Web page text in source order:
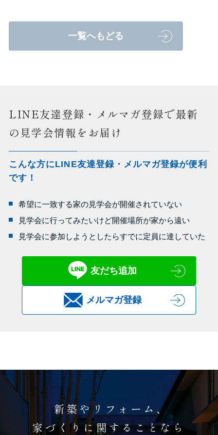
一覧へもどる
LINE友達登録・メルマガ登録で最新
の見学会情報をお届け
こんな方にLINE友達登録・メルマガ登録が便利
です！
希望に一致する家の見学会が開催されていない
見学会に行ってみたいけど開催場所が家から遠い
見学会に参加しようとしたらすでに定員に達していた
友だち追加
メルマガ登録
新築やリフォーム、
家づくりに関することなら